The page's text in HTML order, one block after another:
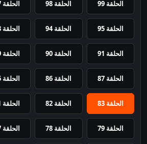
الحلقة 99 الحلقة 98 الحلقة 97
الحلقة 95 الحلقة 94 الحلقة 93
الحلقة 91 الحلقة 90 الحلقة 89
الحلقة 87 الحلقة 86 الحلقة 85
الحلقة 83 الحلقة 82 الحلقة 81
الحلقة 79 الحلقة 78 الحلقة 77